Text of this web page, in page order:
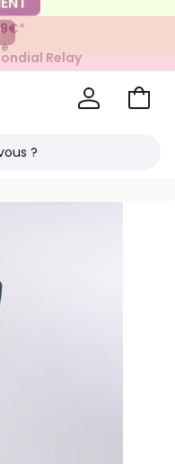
Relay
Voir